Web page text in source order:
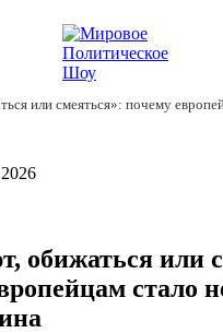
или смеяться»: почему
обижаться или
стало